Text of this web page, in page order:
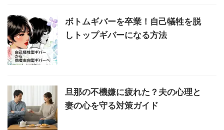
ボトムギバーを卒業！自己犠牲を脱
しトップギバーになる方法
旦那の不機嫌に疲れた？夫の心理と
妻の心を守る対策ガイド